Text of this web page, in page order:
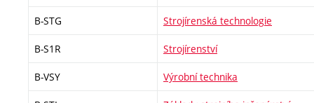
B-STG Strojírenská technologie
B-S1R Strojírenství
B-VSY Výrobní technika